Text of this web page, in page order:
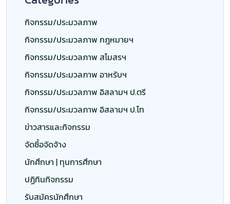
กิจกรรม/ประมวลภาพ
กิจกรรม/ประมวลภาพ กฎหมายฯ
กิจกรรม/ประมวลภาพ สโมสรฯ
กิจกรรม/ประมวลภาพ อาหรับฯ
กิจกรรม/ประมวลภาพ อิสลามฯ ป.ตรี
กิจกรรม/ประมวลภาพ อิสลามฯ ป.โท
ข่าวสารและกิจกรรม
จัดซื้อจัดจ้าง
นักศึกษา | ทุนการศึกษา
ปฏิทินกิจกรรม
รับสมัครนักศึกษา